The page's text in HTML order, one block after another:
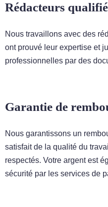
Rédacteurs
Nous travaillons avec des
ont prouvé leur expertise et
professionnelles par des
Garantie de
Nous garantissons un
satisfait de la qualité du
respectés. Votre argent est
sécurité par les services de